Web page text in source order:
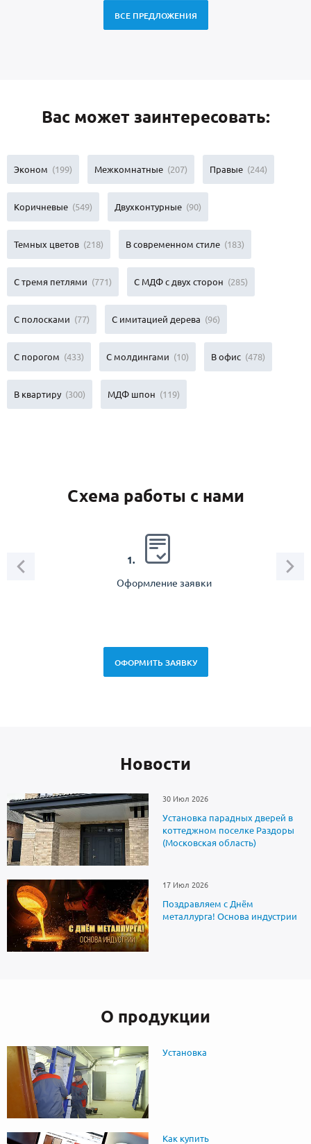
ВСЕ ПРЕДЛОЖЕНИЯ
Вас может заинтересовать:
Эконом (199) Межкомнатные (207) Правые (244)
Коричневые (549) Двухконтурные (90)
Темных цветов (218) В современном стиле (183)
С тремя петлями (771) С МДФ с двух сторон (285)
С полосками (77) С имитацией дерева (96)
С порогом (433) C молдингами (10) В офис (478)
В квартиру (300) МДФ шпон (119)
Схема работы с нами
1.
Оформление заявки
ОФОРМИТЬ ЗАЯВКУ
Новоcти
30 Июл 2026
Установка парадных дверей в
коттеджном поселке Раздоры
(Московская область)
17 Июл 2026
Поздравляем с Днём
металлурга! Основа индустрии
О продукции
Установка
Как купить